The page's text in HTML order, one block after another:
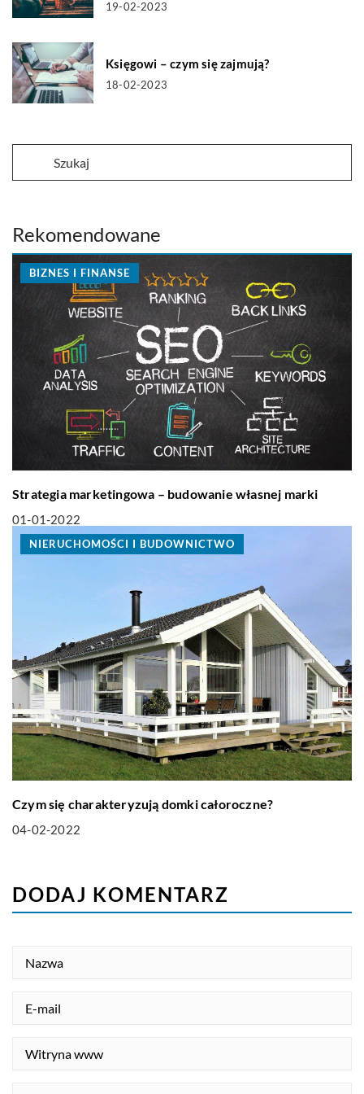
19-02-2023
Księgowi – czym się zajmują?
18-02-2023
Rekomendowane
BIZNES I FINANSE
Strategia marketingowa – budowanie własnej marki
01-01-2022
NIERUCHOMOŚCI I BUDOWNICTWO
Czym się charakteryzują domki całoroczne?
04-02-2022
DODAJ KOMENTARZ